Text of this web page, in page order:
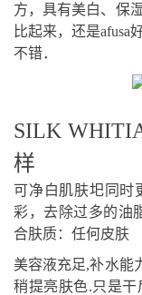
方，具有美白、保
比起来，还是afusa
不错．
SILK
样
可净白肌肤圯同时
彩，去除过多的油
合肤质：任何皮肤
美容液充足,补水能
稍提亮肤色.只是